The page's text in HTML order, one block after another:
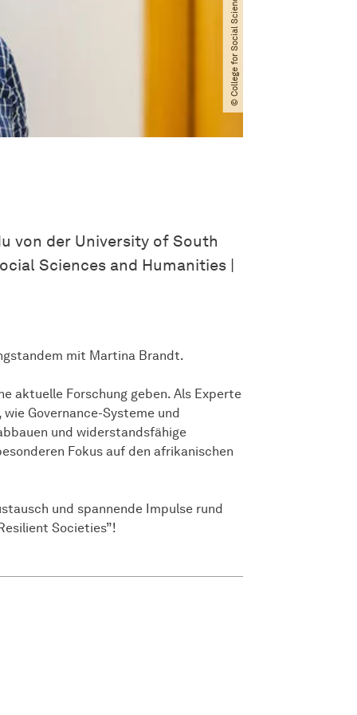
von der University of South
Sciences and Humanities |
mit Martina Brandt.
aktuelle Forschung geben. Als Experte
Governance-Systeme und
und widerstandsfähige
Fokus auf den afrikanischen
und spannende Impulse rund
Societies”!